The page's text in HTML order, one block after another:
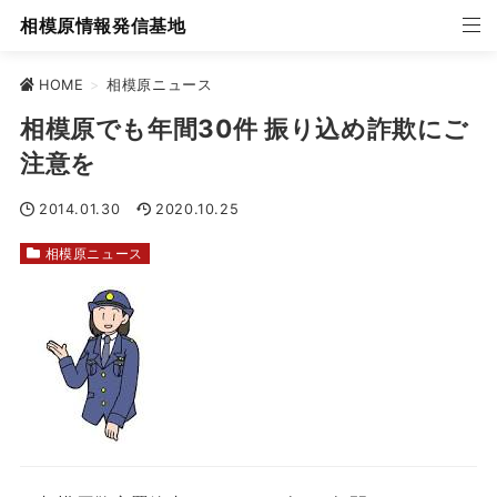
相模原情報発信基地
HOME > 相模原ニュース
相模原でも年間30件 振り込め詐欺にご
注意を
2014.01.30 2020.10.25
相模原ニュース